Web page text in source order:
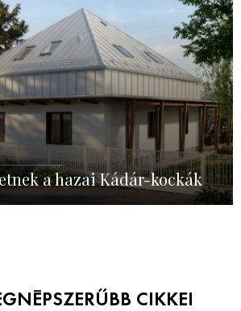
a hazai Kádár-kockák
CIKKEI